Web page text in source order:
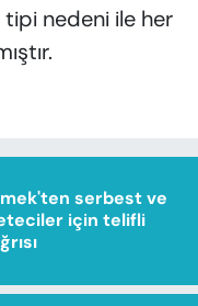
nedeni ile her
serbest ve
için telifli